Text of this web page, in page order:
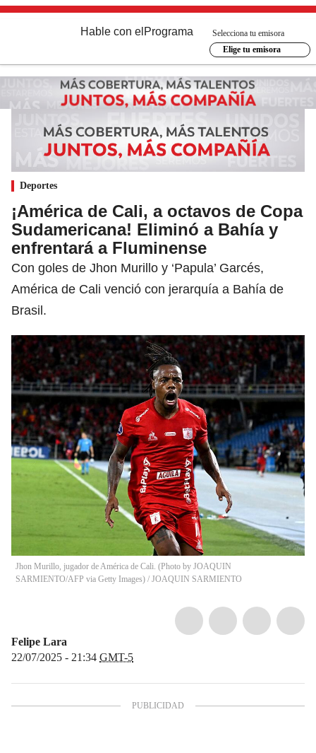
Hable con el Programa
Selecciona tu emisora
Elige tu emisora
Deportes
¡América de Cali, a octavos de Copa
Sudamericana! Eliminó a Bahía y
enfrentará a Fluminense
Con goles de Jhon Murillo y ‘Papula’ Garcés,
América de Cali venció con jerarquía a Bahía de
Brasil.
Jhon Murillo, jugador de América de Cali. (Photo by JOAQUIN
SARMIENTO/AFP via Getty Images) / JOAQUIN SARMIENTO
Felipe Lara
22/07/2025 - 21:34 GMT-5